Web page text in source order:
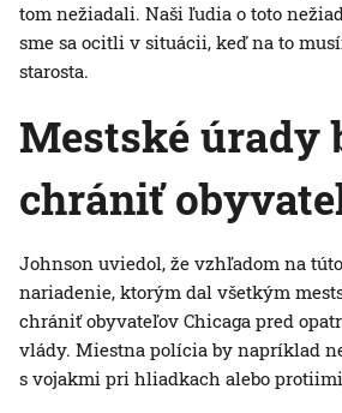
tom nežiadali. Naši ľudia o toto
sme sa ocitli v situácii, keď na to
starosta.
Mestské úrady
chrániť
Johnson uviedol, že vzhľadom na
nariadenie, ktorým dal všetkým
chrániť obyvateľov Chicaga pred
vlády. Miestna polícia by napríklad
s vojakmi pri hliadkach alebo